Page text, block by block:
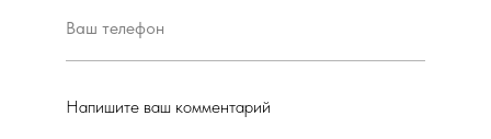
Напишите ваш комментарий